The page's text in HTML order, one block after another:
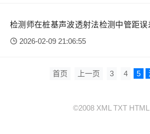
检测师在桩基声波透射法检测中管距误
响修正
2026-02-09 21:06:55
首页 上一页 3 4 5
©2008 XML TXT HTML